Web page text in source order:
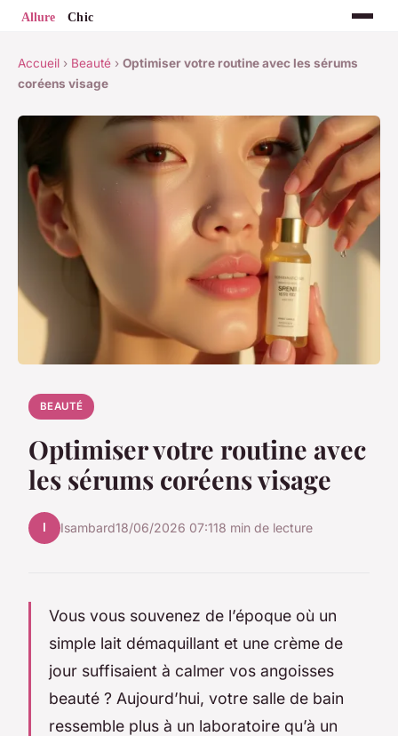
Accueil › Beauté › Optimiser votre routine avec les sérums
coréens visage
BEAUTÉ
Optimiser votre routine avec
les sérums coréens visage
I Isambard18/06/2026 07:118 min de lecture
Vous vous souvenez de l’époque où un
simple lait démaquillant et une crème de
jour suffisaient à calmer vos angoisses
beauté ? Aujourd’hui, votre salle de bain
ressemble plus à un laboratoire qu’à un